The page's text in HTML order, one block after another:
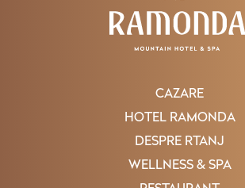
CAZARE
HOTEL RAMONDA
DESPRE RTANJ
WELLNESS & SPA